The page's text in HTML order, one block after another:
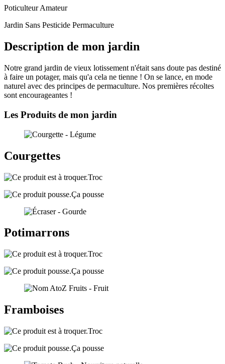
Poticulteur Amateur
Jardin Sans Pesticide Permaculture
Description de mon jardin
Notre grand jardin de vieux lotissement n'était sans doute pas destiné
à faire un potager, mais qu'a cela ne tienne ! On se lance, en mode
naturel avec des principes de permaculture. Nos premières récoltes
sont encourageantes !
Les Produits de mon jardin
Courgettes
Troc
Ça pousse
Potimarrons
Troc
Ça pousse
Framboises
Troc
Ça pousse